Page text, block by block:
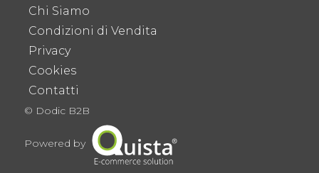
Chi Siamo
Condizioni di Vendita
Privacy
Cookies
Contatti
© Dodic B2B
Powered by